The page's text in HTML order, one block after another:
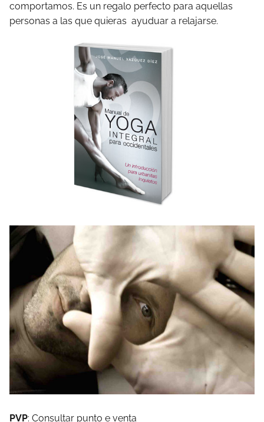
comportamos. Es un regalo perfecto para aquellas
personas a las que quieras ayuduar a relajarse.
PVP: Consultar punto e venta